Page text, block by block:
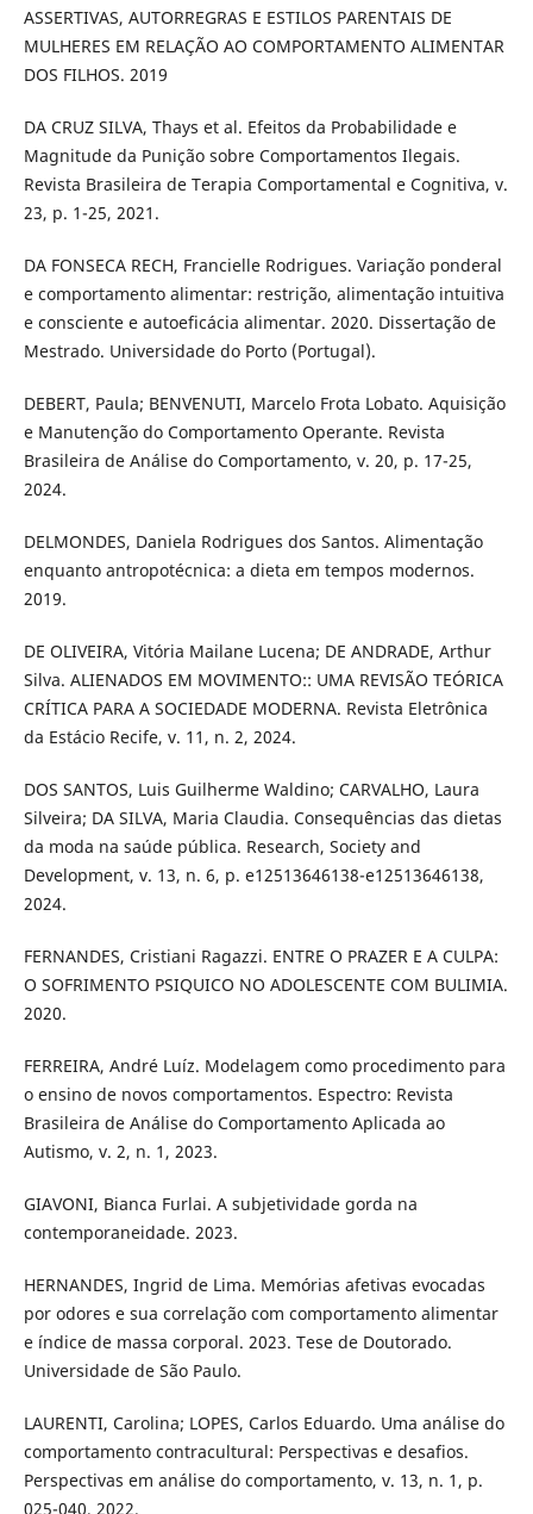
ASSERTIVAS, AUTORREGRAS E ESTILOS PARENTAIS DE
MULHERES EM RELAÇÃO AO COMPORTAMENTO ALIMENTAR
DOS FILHOS. 2019
DA CRUZ SILVA, Thays et al. Efeitos da Probabilidade e
Magnitude da Punição sobre Comportamentos Ilegais.
Revista Brasileira de Terapia Comportamental e Cognitiva, v.
23, p. 1-25, 2021.
DA FONSECA RECH, Francielle Rodrigues. Variação ponderal
e comportamento alimentar: restrição, alimentação intuitiva
e consciente e autoeficácia alimentar. 2020. Dissertação de
Mestrado. Universidade do Porto (Portugal).
DEBERT, Paula; BENVENUTI, Marcelo Frota Lobato. Aquisição
e Manutenção do Comportamento Operante. Revista
Brasileira de Análise do Comportamento, v. 20, p. 17-25,
2024.
DELMONDES, Daniela Rodrigues dos Santos. Alimentação
enquanto antropotécnica: a dieta em tempos modernos.
2019.
DE OLIVEIRA, Vitória Mailane Lucena; DE ANDRADE, Arthur
Silva. ALIENADOS EM MOVIMENTO:: UMA REVISÃO TEÓRICA
CRÍTICA PARA A SOCIEDADE MODERNA. Revista Eletrônica
da Estácio Recife, v. 11, n. 2, 2024.
DOS SANTOS, Luis Guilherme Waldino; CARVALHO, Laura
Silveira; DA SILVA, Maria Claudia. Consequências das dietas
da moda na saúde pública. Research, Society and
Development, v. 13, n. 6, p. e12513646138-e12513646138,
2024.
FERNANDES, Cristiani Ragazzi. ENTRE O PRAZER E A CULPA:
O SOFRIMENTO PSIQUICO NO ADOLESCENTE COM BULIMIA.
2020.
FERREIRA, André Luíz. Modelagem como procedimento para
o ensino de novos comportamentos. Espectro: Revista
Brasileira de Análise do Comportamento Aplicada ao
Autismo, v. 2, n. 1, 2023.
GIAVONI, Bianca Furlai. A subjetividade gorda na
contemporaneidade. 2023.
HERNANDES, Ingrid de Lima. Memórias afetivas evocadas
por odores e sua correlação com comportamento alimentar
e índice de massa corporal. 2023. Tese de Doutorado.
Universidade de São Paulo.
LAURENTI, Carolina; LOPES, Carlos Eduardo. Uma análise do
comportamento contracultural: Perspectivas e desafios.
Perspectivas em análise do comportamento, v. 13, n. 1, p.
025-040, 2022.